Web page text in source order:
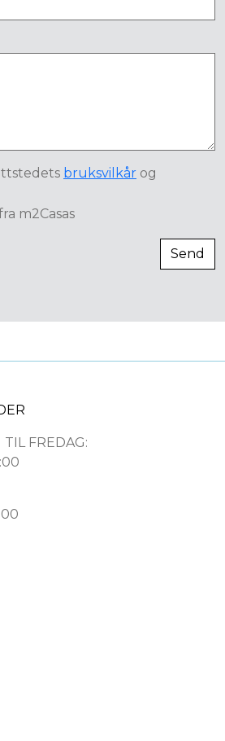
bruksvilkår og
m2Casas
Send
FREDAG: